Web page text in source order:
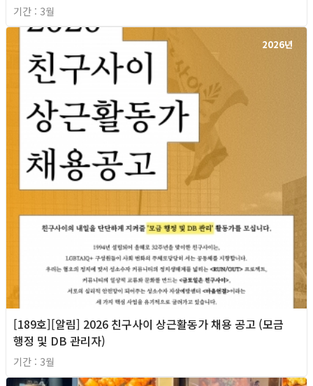
기간 : 3월
2026년
[189호][알림] 2026 친구사이 상근활동가 채용 공고 (모금
행정 및 DB 관리자)
기간 : 3월